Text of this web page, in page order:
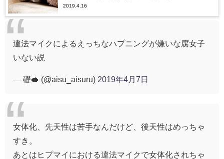
2019.4.16
違法マイクによるえっちなハプニングが嫌いな腐女子
いない説
— 礎🥪 (@aisu_aisuru) 2019年4月7日
女体化、先天性は苦手なんだけど、後天性はめっちゃ
すき。
あとはヒプマイにおける違法マイクで女体化されちゃ